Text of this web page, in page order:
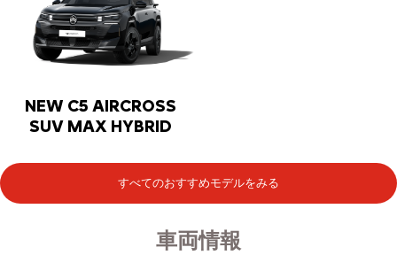
NEW C5 AIRCROSS
SUV MAX HYBRID
すべてのおすすめモデルをみる
車両情報